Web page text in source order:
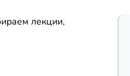
лекции,